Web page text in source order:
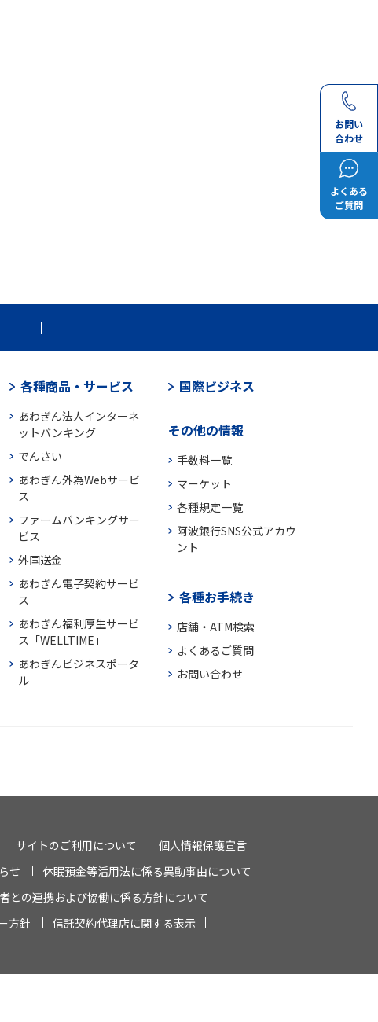
お問い
合わせ
よくある
ご質問
各種商品・サービス
あわぎん法人インターネ
ットバンキング
でんさい
あわぎん外為Webサービ
ス
ファームバンキングサー
ビス
外国送金
あわぎん電子契約サービ
ス
あわぎん福利厚生サービ
ス「WELLTIME」
あわぎんビジネスポータ
ル
国際ビジネス
その他の情報
手数料一覧
マーケット
各種規定一覧
阿波銀行SNS公式アカウ
ント
各種お手続き
店舗・ATM検索
よくあるご質問
お問い合わせ
サイトのご利用について
個人情報保護宣言
せ
休眠預金等活用法に係る異動事由について
との連携および協働に係る方針について
方針 信託契約代理店に関する表示